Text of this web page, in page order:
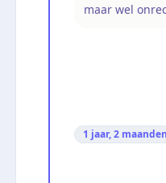
maar wel
1 jaar, 2 maanden